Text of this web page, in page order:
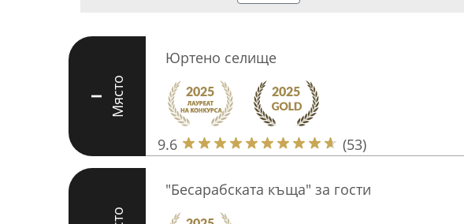
I Място
Юртено селище
9.6 (53)
"Бесарабската къща" за гости